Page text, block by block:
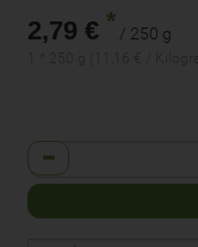
2,79 € * / 250 g
Anzahl